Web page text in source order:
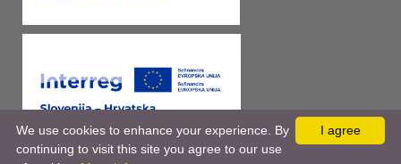
I agree
We use cookies to enhance your experience. By
continuing to visit this site you agree to our use